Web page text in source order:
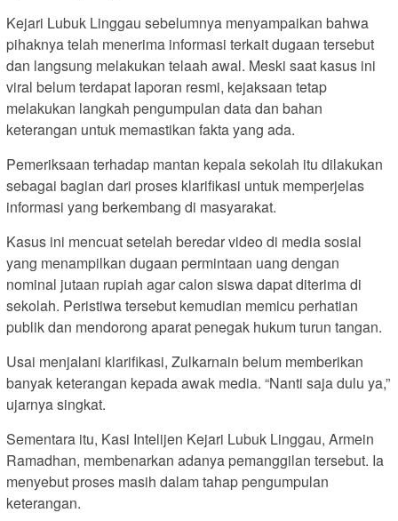
Kejari Lubuk Linggau sebelumnya menyampaikan bahwa
pihaknya telah menerima informasi terkait dugaan tersebut
dan langsung melakukan telaah awal. Meski saat kasus ini
viral belum terdapat laporan resmi, kejaksaan tetap
melakukan langkah pengumpulan data dan bahan
keterangan untuk memastikan fakta yang ada.
Pemeriksaan terhadap mantan kepala sekolah itu dilakukan
sebagai bagian dari proses klarifikasi untuk memperjelas
informasi yang berkembang di masyarakat.
Kasus ini mencuat setelah beredar video di media sosial
yang menampilkan dugaan permintaan uang dengan
nominal jutaan rupiah agar calon siswa dapat diterima di
sekolah. Peristiwa tersebut kemudian memicu perhatian
publik dan mendorong aparat penegak hukum turun tangan.
Usai menjalani klarifikasi, Zulkarnain belum memberikan
banyak keterangan kepada awak media. “Nanti saja dulu ya,”
ujarnya singkat.
Sementara itu, Kasi Intelijen Kejari Lubuk Linggau, Armein
Ramadhan, membenarkan adanya pemanggilan tersebut. Ia
menyebut proses masih dalam tahap pengumpulan
keterangan.